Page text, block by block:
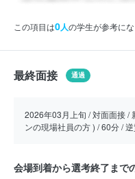
この項目は0人の学生が参考に
最終面接 通過
2026年03月上旬 / 対面面接 /
ンの現場社員の方 ) / 60分 /
会場到着から選考終了まで